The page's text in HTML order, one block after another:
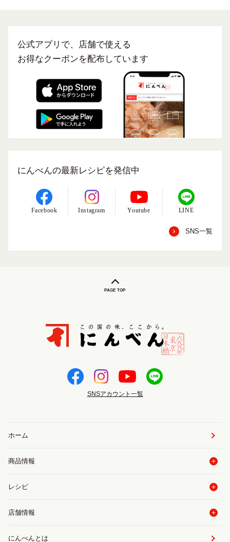
公式アプリで、店舗で使える
お得なクーポンを配布しています
にんべんの最新レシピを発信中
Facebook Instagram Youtube LINE
SNS一覧
PAGE TOP
SNSアカウント一覧
ホーム
商品情報
レシピ
店舗情報
にんべんとは